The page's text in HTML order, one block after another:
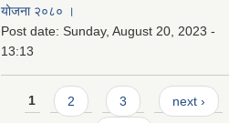
योजना २०८० ।
Post date: Sunday, August 20, 2023 -
13:13
Pages
1 2 3 next ›